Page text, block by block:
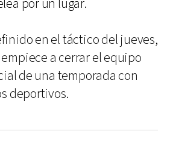
por un lugar.
en el táctico del jueves,
a cerrar el equipo
de una temporada con
deportivos.